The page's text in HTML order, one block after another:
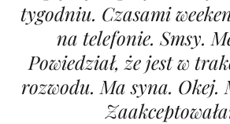
tygodniu. Czasami
na telefonie. Smsy.
Powiedział, że jest w
rozwodu. Ma syna. Okej.